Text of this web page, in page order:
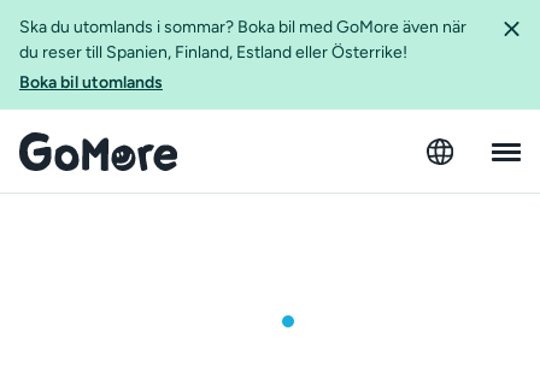
Ska du utomlands i sommar? Boka bil med GoMore även när
du reser till Spanien, Finland, Estland eller Österrike!
Boka bil utomlands